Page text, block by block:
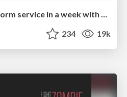
Build your cross-platform service in a week with App Engine
234 19k